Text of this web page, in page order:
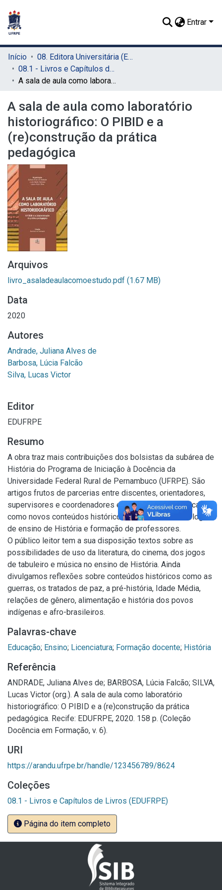
Entrar
Início
08. Editora Universitária (EDUFRPE)
08.1 - Livros e Capítulos de Livros (EDUFRPE)
A sala de aula como laboratório historiográfico: O PIBID e a (re)construção da prática pedagógica
A sala de aula como laboratório
historiográfico: O PIBID e a
(re)construção da prática
pedagógica
Arquivos
livro_asaladeaulacomoestudo.pdf (1.67 MB)
Data
2020
Autores
Andrade, Juliana Alves de
Barbosa, Lúcia Falcão
Silva, Lucas Victor
Editor
EDUFRPE
Resumo
A obra traz mais contribuições dos bolsistas da subárea de
História do Programa de Iniciação à Docência da
Universidade Federal Rural de Pernambuco (UFRPE). São
artigos frutos de parcerias entre discentes, orientadores,
supervisores e coordenadores e que abordam temáticas
como novos conteúdos históricos escolares, metodologias
de ensino de História e formação de professores.
O público leitor tem a sua disposição textos sobre as
possibilidades de uso da literatura, do cinema, dos jogos
de tabuleiro e música no ensino de História. Ainda
divulgamos reflexões sobre conteúdos históricos como as
guerras, os tratados de paz, a pré-história, Idade Média,
relações de gênero, alimentação e história dos povos
indígenas e afro-brasileiros.
Palavras-chave
Educação; Ensino; Licenciatura; Formação docente; História
Referência
ANDRADE, Juliana Alves de; BARBOSA, Lúcia Falcão; SILVA,
Lucas Victor (org.). A sala de aula como laboratório
historiográfico: O PIBID e a (re)construção da prática
pedagógica. Recife: EDUFRPE, 2020. 158 p. (Coleção
Docência em Formação, v. 6).
URI
https://arandu.ufrpe.br/handle/123456789/8624
Coleções
08.1 - Livros e Capítulos de Livros (EDUFRPE)
Página do item completo